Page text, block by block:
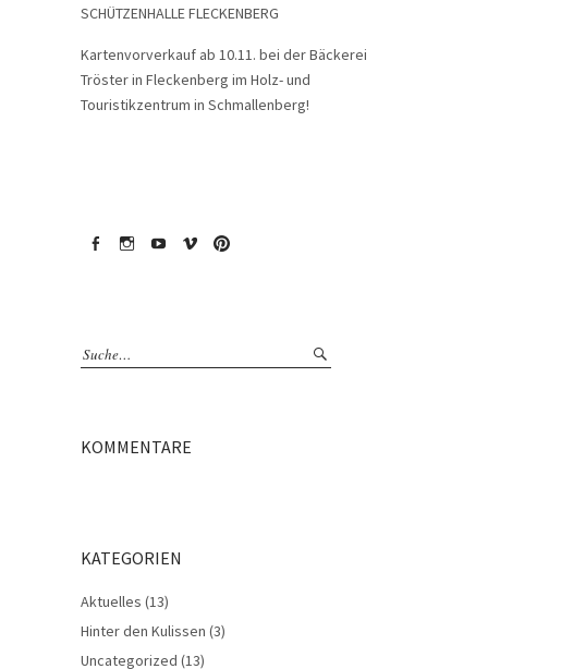
SCHÜTZENHALLE FLECKENBERG
Kartenvorverkauf ab 10.11. bei der Bäckerei
Tröster in Fleckenberg im Holz- und
Touristikzentrum in Schmallenberg!
KOMMENTARE
KATEGORIEN
Aktuelles (13)
Hinter den Kulissen (3)
Uncategorized (13)